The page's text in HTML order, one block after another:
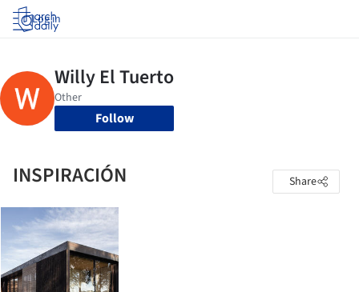
Log in
Follow
INSPIRACIÓN Share